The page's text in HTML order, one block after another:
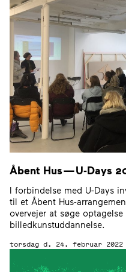
Åbent Hus — U‑Days
I forbindelse med U-Days
til et Åbent Hus-
overvejer at søge optagelse
billedkunstuddannelse.
torsdag d. 24. februar 2022